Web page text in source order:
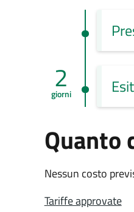
2
giorni
Quanto
Nessun costo
Tariffe approvate